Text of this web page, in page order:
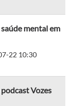
mental em
22 10:30
Vozes